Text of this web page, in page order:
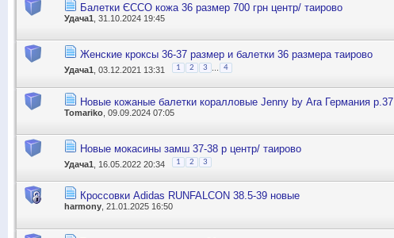
Балетки ЄССО кожа 36 размер 700 грн центр/ таирово
Удача1 , 31.10.2024 19:45
Женские кроксы 36-37 размер и балетки 36 размера таирово
Удача1 , 03.12.2021 13:31 1 2 3 4
Новые кожаные балетки коралловые Jenny by Аra Германия р.37
Tomariko , 09.09.2024 07:05
Новые мокасины замш 37-38 р центр/ таирово
Удача1 , 16.05.2022 20:34 1 2 3
Кроссовки Adidas RUNFALCON 38.5-39 новые
harmony, 21.01.2025 16:50